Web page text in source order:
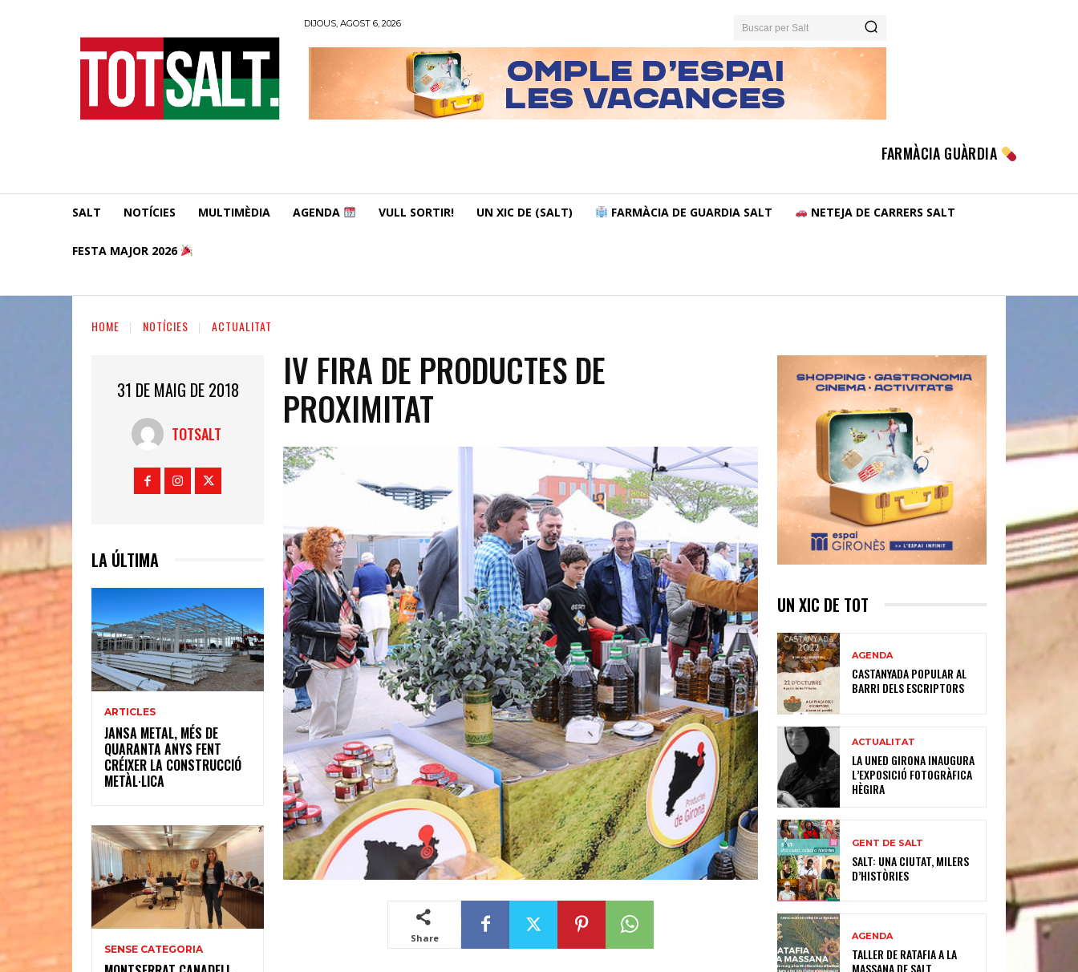
DIJOUS, AGOST 6, 2026 Buscar per Salt
FARMÀCIA GUÀRDIA
SALT NOTÍCIES MULTIMÈDIA AGENDA VULL SORTIR! UN XIC DE (SALT) FARMÀCIA DE GUARDIA SALT NETEJA DE CARRERS SALT
FESTA MAJOR 2026
HOME NOTÍCIES ACTUALITAT
31 DE MAIG DE 2018
TOTSALT
LA ÚLTIMA
ARTICLES
JANSA METAL, MÉS DE
QUARANTA ANYS FENT
CRÉIXER LA CONSTRUCCIÓ
METÀL·LICA
SENSE CATEGORIA
IV FIRA DE PRODUCTES DE
PROXIMITAT
Share
UN XIC DE TOT
AGENDA
CASTANYADA POPULAR AL
BARRI DELS ESCRIPTORS
ACTUALITAT
LA UNED GIRONA INAUGURA
L’EXPOSICIÓ FOTOGRÀFICA
HÈGIRA
GENT DE SALT
SALT: UNA CIUTAT, MILERS
D’HISTÒRIES
AGENDA
TALLER DE RATAFIA A LA